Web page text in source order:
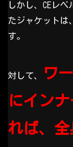
しかし、CEレ
たジャケットは、
す。
対して、
ワ
にイン
れば、全